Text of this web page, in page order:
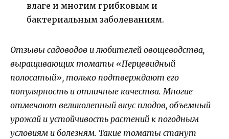
влаге и многим грибковым и
бактериальным заболеваниям.
Отзывы садоводов и любителей овощеводства,
выращивающих томаты «Перцевидный
полосатый», только подтверждают его
популярность и отличные качества. Многие
отмечают великолепный вкус плодов, объемный
урожай и устойчивость растений к погодным
условиям и болезням. Такие томаты станут